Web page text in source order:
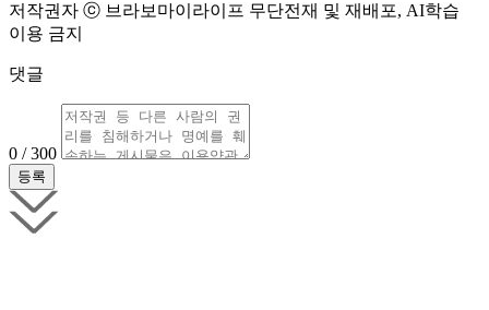
저작권자 ⓒ 브라보마이라이프 무단전재 및 재배포, AI학습
이용 금지
댓글
0 / 300